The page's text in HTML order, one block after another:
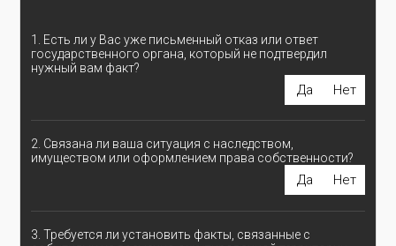
1. Есть ли у Вас уже письменный отказ или ответ
государственного органа, который не подтвердил
нужный вам факт?
Да Нет
2. Связана ли ваша ситуация с наследством,
имуществом или оформлением права собственности?
Да Нет
3. Требуется ли установить факты, связанные с